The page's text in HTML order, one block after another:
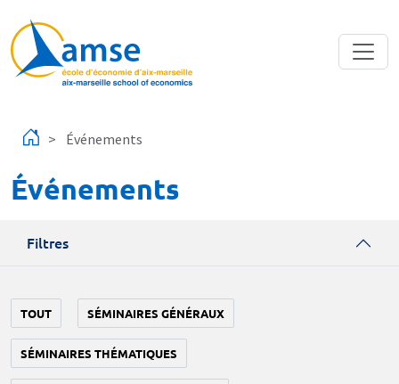
Événements
Événements
Filtres
TOUT SÉMINAIRES GÉNÉRAUX
SÉMINAIRES THÉMATIQUES